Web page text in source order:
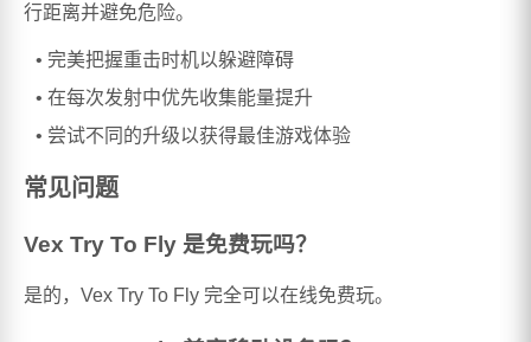
行距离并避免危险。
完美把握重击时机以躲避障碍
在每次发射中优先收集能量提升
尝试不同的升级以获得最佳游戏体验
常见问题
Vex Try To Fly 是免费玩吗？
是的，Vex Try To Fly 完全可以在线免费玩。